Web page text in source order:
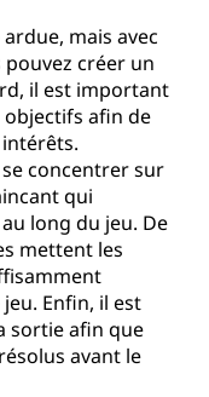
mais avec
pouvez créer un
il est important
afin de
concentrer sur
qui
long du jeu. De
mettent les
Enfin, il est
sortie afin que
avant le